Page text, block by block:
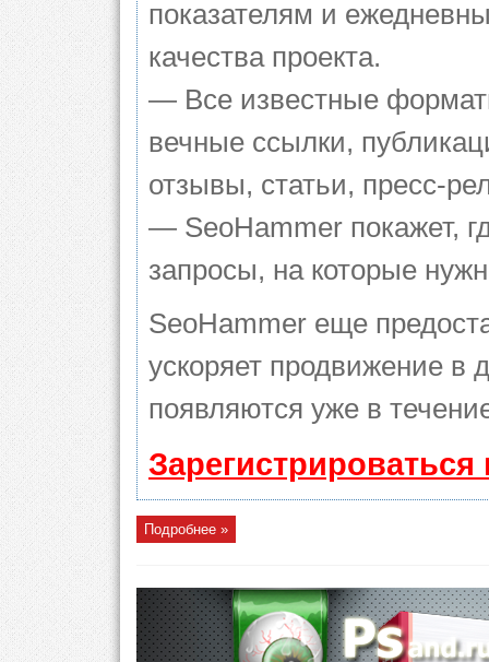
показателям и
качества проекта.
— Все известные
вечные ссылки,
отзывы, статьи, пресс-
— SeoHammer покажет,
запросы, на которые
SeoHammer еще
ускоряет продвижение в
появляются уже в
Подробнее »